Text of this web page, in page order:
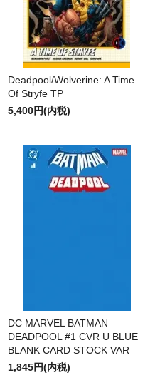
Deadpool/Wolverine: A Time
Of Stryfe TP
5,400円(内税)
DC MARVEL BATMAN
DEADPOOL #1 CVR U BLUE
BLANK CARD STOCK VAR
1,845円(内税)